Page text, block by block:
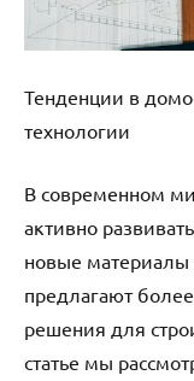
Тенденции в
технологии
В современном
активно
новые материалы
предлагают
решения для
статье мы